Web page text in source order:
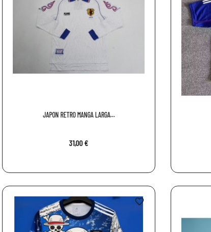
JAPON RETRO MANGA LARGA...
31,00 €
favorite_border